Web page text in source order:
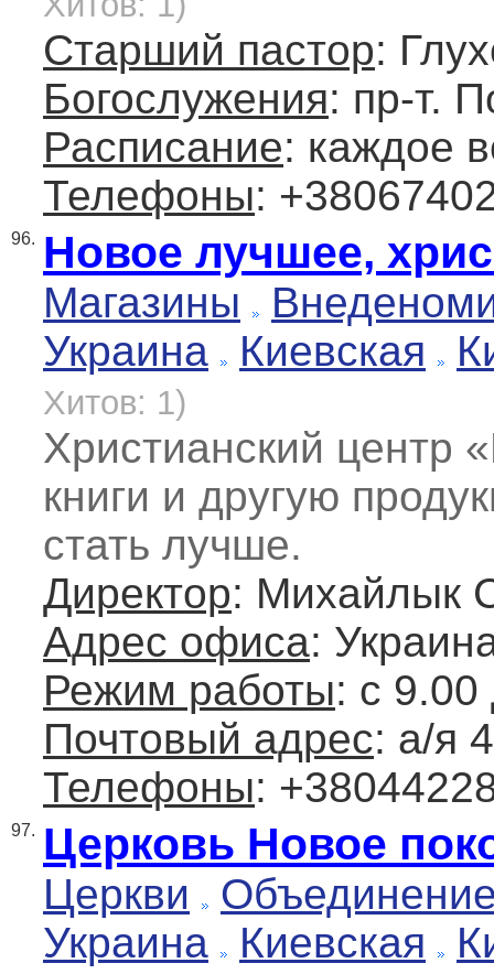
Старший пастор:
Богослужения: пр-т.
Расписание: каждое
Телефоны:
96. Новое лучшее,
Магазины
Украина
Киевская
Хитов: 1)
Христианский центр
книги и другую
стать лучше.
Директор: Михайлык
Адрес офиса:
Режим работы: с
Почтовый адрес: а/я
Телефоны:
97. Церковь Новое
Церкви
Украина
Киевская